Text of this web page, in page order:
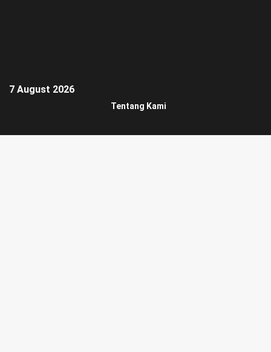
7 August 2026
Tentang Kami